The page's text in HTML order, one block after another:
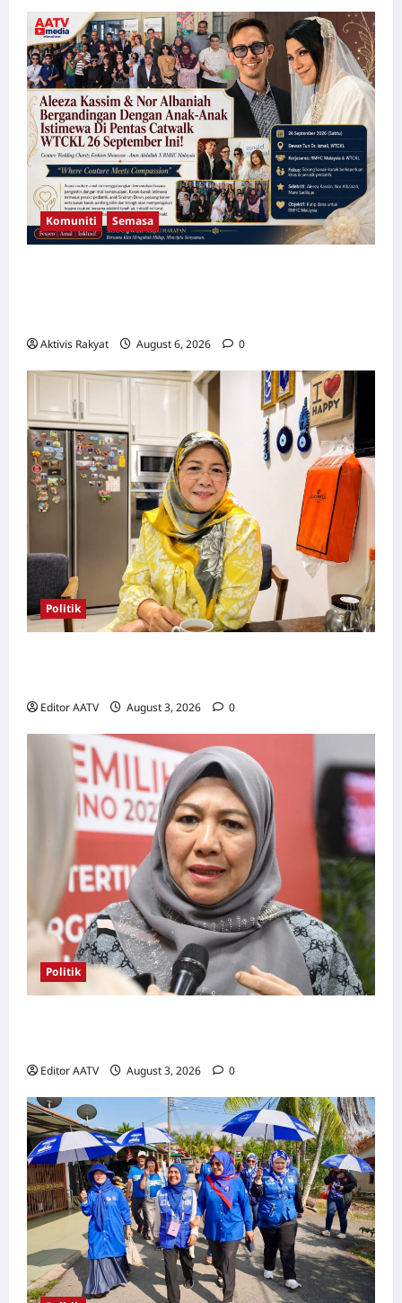
Mukhlisin
Alam
Damai
Cheras
Dipilih
Jayakan
Projek
“Masjid
Pintar”
JAWI
Komuniti Semasa
Aktivis Rakyat August 6, 2026 0
Politik
Editor AATV August 3, 2026 0
Politik
Editor AATV August 3, 2026 0